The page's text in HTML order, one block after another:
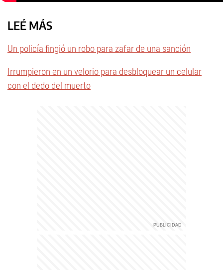
LEÉ MÁS
Un policía fingió un robo para zafar de una sanción
Irrumpieron en un velorio para desbloquear un celular
con el dedo del muerto